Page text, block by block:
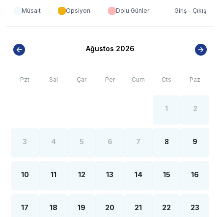
nüfus artışı sebebiyle; bölge genelinde nadiren de olsa
Müsait Opsiyon Dolu Günler Giriş - Çıkış
Ağustos 2026
Pzt Sal Çar Per Cum Cts Paz
1 2
3 4 5 6 7 8 9
10 11 12 13 14 15 16
17 18 19 20 21 22 23